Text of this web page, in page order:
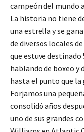
campeón del mundo
La historia no tiene
una estrella y se
de diversos locales
que estuve destinado
hablando de boxeo y
hasta el punto que la
Forjamos una
consolidó años
uno de sus grandes